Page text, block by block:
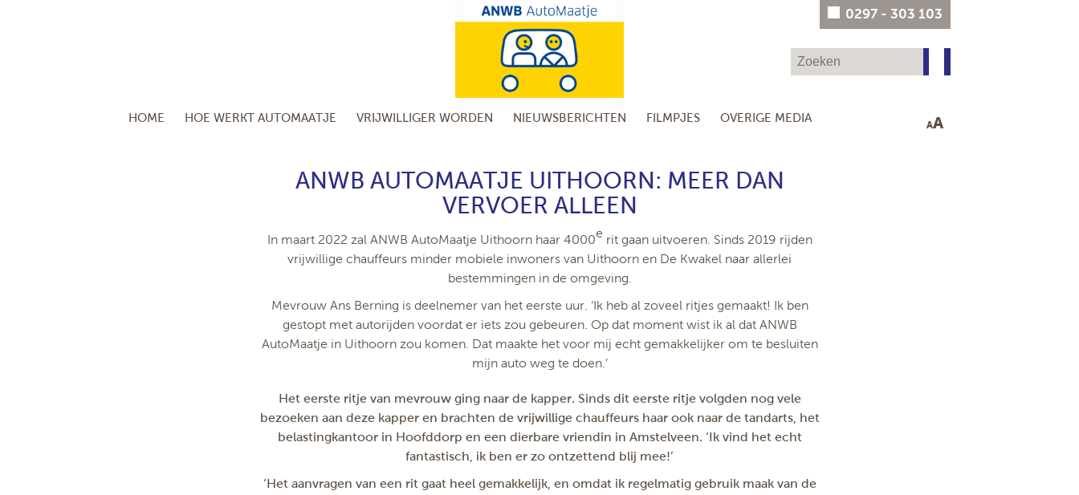
0297 - 303 103
HOME HOE WERKT AUTOMAATJE VRIJWILLIGER WORDEN NIEUWSBERICHTEN FILMPJES OVERIGE MEDIA
AA
ANWB AUTOMAATJE UITHOORN: MEER DAN
VERVOER ALLEEN
In maart 2022 zal ANWB AutoMaatje Uithoorn haar 4000e rit gaan uitvoeren. Sinds 2019 rijden
vrijwillige chauffeurs minder mobiele inwoners van Uithoorn en De Kwakel naar allerlei
bestemmingen in de omgeving.
Mevrouw Ans Berning is deelnemer van het eerste uur. ‘Ik heb al zoveel ritjes gemaakt! Ik ben
gestopt met autorijden voordat er iets zou gebeuren. Op dat moment wist ik al dat ANWB
AutoMaatje in Uithoorn zou komen. Dat maakte het voor mij echt gemakkelijker om te besluiten
mijn auto weg te doen.’
Het eerste ritje van mevrouw ging naar de kapper. Sinds dit eerste ritje volgden nog vele
bezoeken aan deze kapper en brachten de vrijwillige chauffeurs haar ook naar de tandarts, het
belastingkantoor in Hoofddorp en een dierbare vriendin in Amstelveen. ‘Ik vind het echt
fantastisch, ik ben er zo ontzettend blij mee!’
‘Het aanvragen van een rit gaat heel gemakkelijk, en omdat ik regelmatig gebruik maak van de